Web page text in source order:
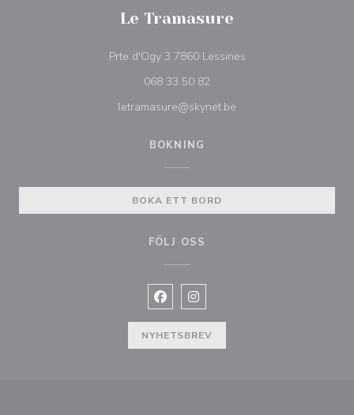
Le Tramasure
Prte d'Ogy 3 7860 Lessines((öppnas i ett nytt
068 33 50 82
letramasure@skynet.be
BOKNING
BOKA ETT BORD
FÖLJ OSS
Facebook ((öppnas i ett nytt
Instagram ((öppnas i ett nytt
NYHETSBREV